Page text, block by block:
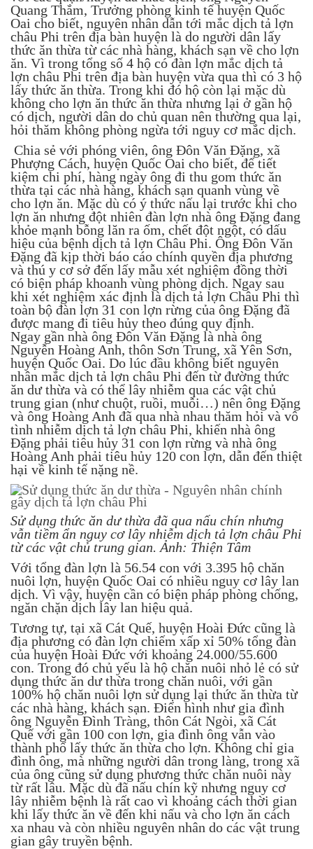
Quang Thắm, Trưởng phòng kinh tế huyện Quốc
Oai cho biết, nguyên nhân dẫn tới mắc dịch tả lợn
châu Phi trên địa bàn huyện là do người dân lấy
thức ăn thừa từ các nhà hàng, khách sạn về cho lợn
ăn. Vì trong tổng số 4 hộ có đàn lợn mắc dịch tả
lợn châu Phi trên địa bàn huyện vừa qua thì có 3 hộ
lấy thức ăn thừa. Trong khi đó hộ còn lại mặc dù
không cho lợn ăn thức ăn thừa nhưng lại ở gần hộ
có dịch, người dân do chủ quan nên thường qua lại,
hỏi thăm không phòng ngừa tới nguy cơ mắc dịch.
Chia sẻ với phóng viên, ông Đôn Văn Đặng, xã
Phượng Cách, huyện Quốc Oai cho biết, để tiết
kiệm chi phí, hàng ngày ông đi thu gom thức ăn
thừa tại các nhà hàng, khách sạn quanh vùng về
cho lợn ăn. Mặc dù có ý thức nấu lại trước khi cho
lợn ăn nhưng đột nhiên đàn lợn nhà ông Đặng đang
khỏe mạnh bỗng lăn ra ốm, chết đột ngột, có dấu
hiệu của bệnh dịch tả lợn Châu Phi. Ông Đôn Văn
Đặng đã kịp thời báo cáo chính quyền địa phương
và thú y cơ sở đến lấy mẫu xét nghiệm đồng thời
có biện pháp khoanh vùng phòng dịch. Ngay sau
khi xét nghiệm xác định là dịch tả lợn Châu Phi thì
toàn bộ đàn lợn 31 con lợn rừng của ông Đặng đã
được mang đi tiêu hủy theo đúng quy định.
Ngay gần nhà ông Đôn Văn Đặng là nhà ông
Nguyễn Hoàng Anh, thôn Sơn Trung, xã Yên Sơn,
huyện Quốc Oai. Do lúc đầu không biết nguyên
nhân mắc dịch tả lợn châu Phi đến từ đường thức
ăn dư thừa và có thể lây nhiễm qua các vật chủ
trung gian (như chuột, ruồi, muỗi…) nên ông Đặng
và ông Hoàng Anh đã qua nhà nhau thăm hỏi và vô
tình nhiễm dịch tả lợn châu Phi, khiến nhà ông
Đặng phải tiêu hủy 31 con lợn rừng và nhà ông
Hoàng Anh phải tiêu hủy 120 con lợn, dẫn đến thiệt
hại về kinh tế nặng nề.
Sử dụng thức ăn dư thừa đã qua nấu chín nhưng
vẫn tiềm ẩn nguy cơ lây nhiễm dịch tả lợn châu Phi
từ các vật chủ trung gian. Ảnh: Thiện Tâm
Với tổng đàn lợn là 56.54 con với 3.395 hộ chăn
nuôi lợn, huyện Quốc Oai có nhiều nguy cơ lây lan
dịch. Vì vậy, huyện cần có biện pháp phòng chống,
ngăn chặn dịch lây lan hiệu quả.
Tương tự, tại xã Cát Quế, huyện Hoài Đức cũng là
địa phương có đàn lợn chiếm xấp xỉ 50% tổng đàn
của huyện Hoài Đức với khoảng 24.000/55.600
con. Trong đó chủ yếu là hộ chăn nuôi nhỏ lẻ có sử
dụng thức ăn dư thừa trong chăn nuôi, với gần
100% hộ chăn nuôi lợn sử dụng lại thức ăn thừa từ
các nhà hàng, khách sạn. Điển hình như gia đình
ông Nguyễn Đình Tràng, thôn Cát Ngòi, xã Cát
Quế với gần 100 con lợn, gia đình ông vẫn vào
thành phố lấy thức ăn thừa cho lợn. Không chỉ gia
đình ông, mà những người dân trong làng, trong xã
của ông cũng sử dụng phương thức chăn nuôi này
từ rất lâu. Mặc dù đã nấu chín kỹ nhưng nguy cơ
lây nhiễm bệnh là rất cao vì khoảng cách thời gian
khi lấy thức ăn về đến khi nấu và cho lợn ăn cách
xa nhau và còn nhiều nguyên nhân do các vật trung
gian gây truyền bệnh.